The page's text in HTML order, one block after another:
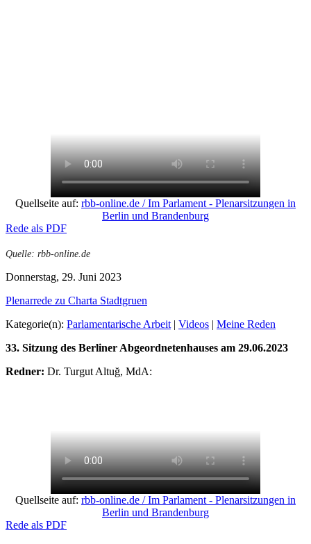
Quellseite auf: rbb-online.de / Im Parlament - Plenarsitzungen in
Berlin und Brandenburg
Rede als PDF
Quelle: rbb-online.de
Donnerstag, 29. Juni 2023
Plenarrede zu Charta Stadtgruen
Kategorie(n): Parlamentarische Arbeit | Videos | Meine Reden
33. Sitzung des Berliner Abgeordnetenhauses am 29.06.2023
Redner: Dr. Turgut Altuğ, MdA:
Quellseite auf: rbb-online.de / Im Parlament - Plenarsitzungen in
Berlin und Brandenburg
Rede als PDF